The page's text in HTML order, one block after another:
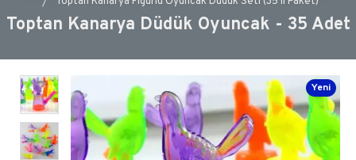
Toptan Kanarya Düdük Oyuncak - 35 Adet
Yeni